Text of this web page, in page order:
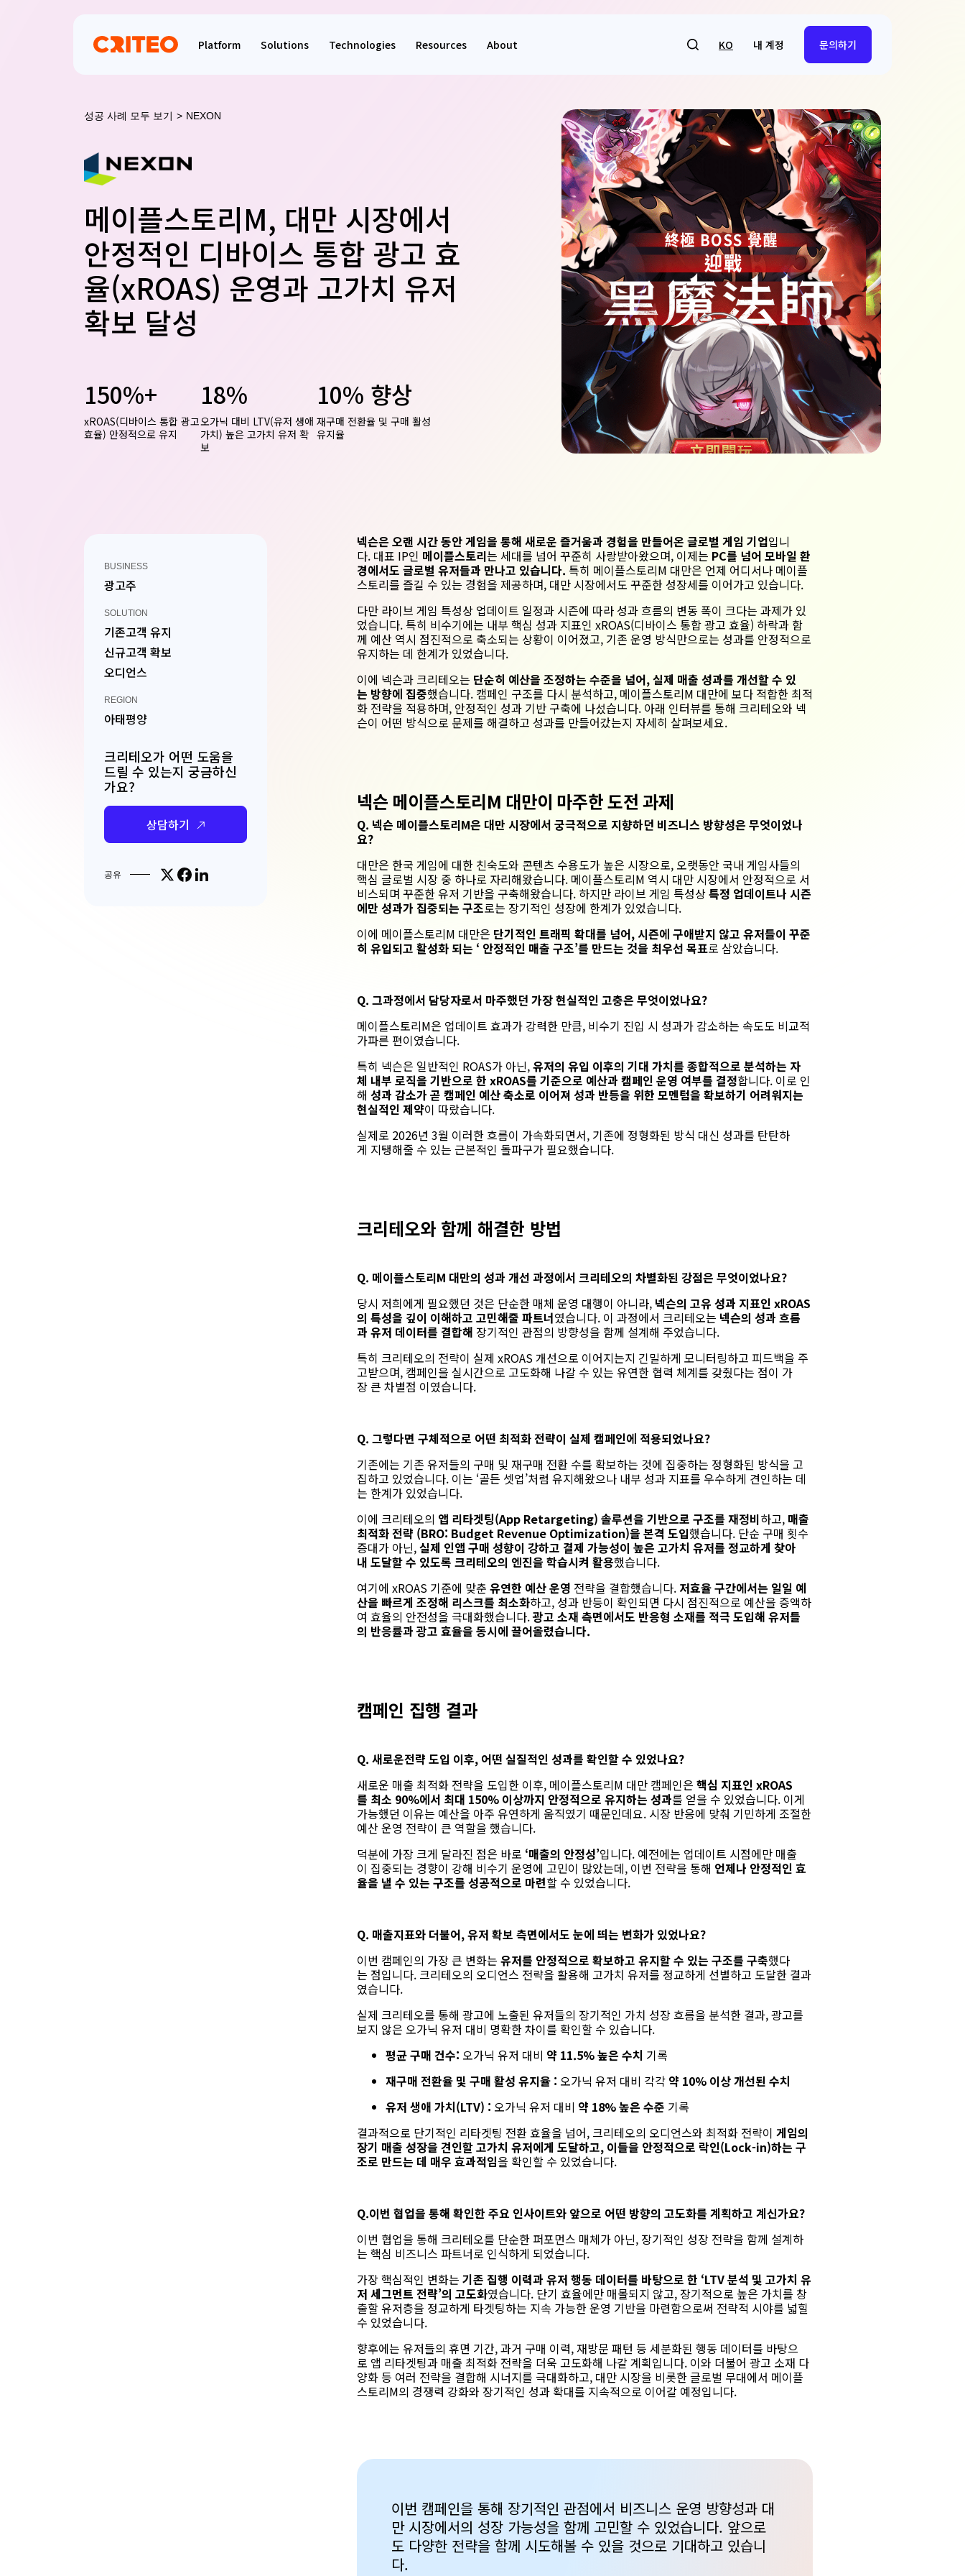
Platform Solutions Technologies Resources About KO 내 계정 문의하기
성공 사례 모두 보기 > NEXON
메이플스토리M, 대만 시장에서
안정적인 디바이스 통합 광고 효
율(xROAS) 운영과 고가치 유저
확보 달성
150%+
xROAS(디바이스 통합 광고
효율) 안정적으로 유지
18%
오가닉 대비 LTV(유저 생애
가치) 높은 고가치 유저 확
보
10% 향상
재구매 전환율 및 구매 활성
유지율
BUSINESS
광고주
SOLUTION
기존고객 유지
신규고객 확보
오디언스
REGION
아태평양
크리테오가 어떤 도움을
드릴 수 있는지 궁금하신
가요?
상담하기
공유 Share on X
Share on Facebook
Share on LinkedIn
넥슨은 오랜 시간 동안 게임을 통해 새로운 즐거움과 경험을 만들어온 글로벌 게임 기업입니
다. 대표 IP인 메이플스토리는 세대를 넘어 꾸준히 사랑받아왔으며, 이제는 PC를 넘어 모바일 환
경에서도 글로벌 유저들과 만나고 있습니다. 특히 메이플스토리M 대만은 언제 어디서나 메이플
스토리를 즐길 수 있는 경험을 제공하며, 대만 시장에서도 꾸준한 성장세를 이어가고 있습니다.
다만 라이브 게임 특성상 업데이트 일정과 시즌에 따라 성과 흐름의 변동 폭이 크다는 과제가 있
었습니다.특히 비수기에는 내부 핵심 성과 지표인 xROAS(디바이스 통합 광고 효율) 하락과 함
께 예산 역시 점진적으로 축소되는 상황이 이어졌고, 기존 운영 방식만으로는 성과를 안정적으로
유지하는 데 한계가 있었습니다.
이에 넥슨과 크리테오는 단순히 예산을 조정하는 수준을 넘어, 실제 매출 성과를 개선할 수 있
는 방향에 집중했습니다. 캠페인 구조를 다시 분석하고, 메이플스토리M 대만에 보다 적합한 최적
화 전략을 적용하며, 안정적인 성과 기반 구축에 나섰습니다. 아래 인터뷰를 통해 크리테오와 넥
슨이 어떤 방식으로 문제를 해결하고 성과를 만들어갔는지 자세히 살펴보세요.
넥슨 메이플스토리M 대만이 마주한도전 과제
Q. 넥슨 메이플스토리M은 대만 시장에서 궁극적으로 지향하던 비즈니스 방향성은 무엇이었나
요?
대만은 한국 게임에 대한 친숙도와 콘텐츠 수용도가 높은 시장으로, 오랫동안 국내 게임사들의
핵심 글로벌 시장 중 하나로 자리해왔습니다. 메이플스토리M 역시 대만 시장에서 안정적으로 서
비스되며 꾸준한 유저 기반을 구축해왔습니다. 하지만 라이브 게임 특성상특정 업데이트나 시즌
에만 성과가 집중되는 구조로는 장기적인 성장에 한계가 있었습니다.
이에 메이플스토리M 대만은 단기적인 트래픽 확대를 넘어,시즌에 구애받지 않고 유저들이 꾸준
히 유입되고 활성화 되는 ‘ 안정적인 매출 구조’를 만드는 것을 최우선 목표로 삼았습니다.
Q. 그과정에서 담당자로서 마주했던 가장현실적인 고충은 무엇이었나요?
메이플스토리M은 업데이트 효과가 강력한 만큼, 비수기 진입 시 성과가 감소하는 속도도 비교적
가파른 편이였습니다.
특히 넥슨은 일반적인 ROAS가 아닌,유저의 유입 이후의 기대 가치를 종합적으로 분석하는 자
체 내부 로직을 기반으로 한 xROAS를 기준으로 예산과 캠페인 운영 여부를 결정합니다. 이로 인
해 성과 감소가 곧 캠페인 예산 축소로 이어져 성과 반등을 위한 모멘텀을 확보하기 어려워지는
현실적인 제약이 따랐습니다.
실제로 2026년 3월 이러한 흐름이 가속화되면서, 기존에 정형화된 방식 대신 성과를 탄탄하
게 지탱해줄 수 있는 근본적인 돌파구가 필요했습니다.
크리테오와 함께 해결한 방법
Q. 메이플스토리M 대만의 성과 개선 과정에서 크리테오의 차별화된 강점은 무엇이었나요?
당시 저희에게 필요했던 것은 단순한 매체 운영 대행이 아니라, 넥슨의 고유 성과 지표인 xROAS
의 특성을 깊이 이해하고 고민해줄 파트너였습니다. 이 과정에서 크리테오는 넥슨의 성과 흐름
과 유저 데이터를 결합해 장기적인 관점의 방향성을 함께 설계해 주었습니다.
특히 크리테오의 전략이 실제 xROAS개선으로 이어지는지 긴밀하게 모니터링하고 피드백을 주
고받으며, 캠페인을 실시간으로 고도화해 나갈 수 있는 유연한 협력 체계를 갖췄다는 점이 가
장 큰 차별점 이였습니다.
Q. 그렇다면 구체적으로 어떤 최적화 전략이 실제 캠페인에 적용되었나요?
기존에는 기존 유저들의 구매 및 재구매 전환 수를 확보하는 것에 집중하는 정형화된 방식을 고
집하고 있었습니다. 이는 ‘골든 셋업’처럼 유지해왔으나 내부 성과 지표를 우수하게 견인하는 데
는 한계가 있었습니다.
이에 크리테오의 앱 리타겟팅(App Retargeting) 솔루션을 기반으로 구조를 재정비하고, 매출
최적화 전략 (BRO: Budget Revenue Optimization)을 본격 도입했습니다. 단순 구매 횟수
증대가 아닌,실제 인앱 구매 성향이 강하고 결제 가능성이 높은 고가치 유저를 정교하게 찾아
내 도달할 수 있도록 크리테오의 엔진을 학습시켜 활용했습니다.
여기에 xROAS 기준에 맞춘 유연한 예산 운영 전략을 결합했습니다. 저효율 구간에서는 일일 예
산을 빠르게 조정해 리스크를 최소화하고,성과 반등이 확인되면 다시 점진적으로 예산을 증액하
여 효율의 안전성을 극대화했습니다.광고 소재 측면에서도 반응형 소재를 적극 도입해 유저들
의 반응률과 광고 효율을 동시에 끌어올렸습니다.
캠페인 집행 결과
Q. 새로운전략 도입 이후, 어떤 실질적인 성과를 확인할 수 있었나요?
새로운 매출 최적화 전략을 도입한 이후, 메이플스토리M 대만 캠페인은 핵심 지표인 xROAS
를 최소 90%에서 최대 150% 이상까지 안정적으로 유지하는 성과를 얻을 수 있었습니다. 이게
가능했던 이유는 예산을 아주 유연하게 움직였기 때문인데요. 시장 반응에 맞춰 기민하게 조절한
예산 운영 전략이 큰 역할을 했습니다.
덕분에 가장 크게 달라진 점은 바로 ‘매출의 안정성’입니다. 예전에는 업데이트 시점에만 매출
이 집중되는 경향이 강해 비수기 운영에 고민이 많았는데, 이번 전략을 통해 언제나 안정적인 효
율을 낼 수 있는 구조를 성공적으로 마련할 수 있었습니다.
Q. 매출지표와 더불어,유저 확보 측면에서도 눈에 띄는 변화가 있었나요?
이번 캠페인의 가장 큰 변화는 유저를 안정적으로 확보하고 유지할 수 있는 구조를 구축했다
는 점입니다. 크리테오의 오디언스 전략을 활용해 고가치 유저를 정교하게 선별하고 도달한 결과
였습니다.
실제 크리테오를 통해 광고에 노출된 유저들의 장기적인 가치 성장 흐름을 분석한 결과,광고를
보지 않은 오가닉 유저 대비 명확한 차이를 확인할 수 있습니다.
평균 구매 건수: 오가닉 유저 대비 약 11.5%높은 수치 기록
재구매 전환율 및 구매 활성 유지율 : 오가닉 유저 대비 각각 약 10% 이상 개선된 수치
유저 생애 가치(LTV) : 오가닉 유저 대비 약 18% 높은 수준 기록
결과적으로 단기적인 리타겟팅 전환 효율을 넘어, 크리테오의 오디언스와 최적화 전략이 게임의
장기 매출 성장을 견인할 고가치 유저에게 도달하고, 이들을 안정적으로 락인(Lock-in)하는 구
조로 만드는 데 매우 효과적임을 확인할 수 있었습니다.
Q.이번 협업을 통해 확인한 주요 인사이트와 앞으로 어떤 방향의 고도화를 계획하고 계신가요?
이번 협업을 통해 크리테오를 단순한 퍼포먼스 매체가 아닌, 장기적인 성장 전략을 함께 설계하
는 핵심 비즈니스 파트너로 인식하게 되었습니다.
가장 핵심적인 변화는 기존 집행 이력과 유저 행동 데이터를 바탕으로 한 ‘LTV 분석 및 고가치 유
저 세그먼트 전략’의 고도화였습니다. 단기 효율에만 매몰되지 않고, 장기적으로 높은 가치를 창
출할 유저층을 정교하게 타겟팅하는 지속 가능한 운영 기반을 마련함으로써 전략적 시야를 넓힐
수 있었습니다.
향후에는 유저들의 휴면 기간,과거 구매 이력,재방문 패턴 등 세분화된 행동 데이터를 바탕으
로 앱 리타겟팅과 매출 최적화 전략을 더욱 고도화해 나갈 계획입니다. 이와 더불어 광고 소재 다
양화 등 여러 전략을 결합해 시너지를 극대화하고, 대만 시장을 비롯한 글로벌 무대에서 메이플
스토리M의 경쟁력 강화와 장기적인 성과 확대를 지속적으로 이어갈 예정입니다.
이번 캠페인을 통해 장기적인 관점에서 비즈니스 운영 방향성과 대
만 시장에서의 성장 가능성을 함께 고민할 수 있었습니다. 앞으로
도 다양한 전략을 함께 시도해볼 수 있을 것으로 기대하고 있습니
다.